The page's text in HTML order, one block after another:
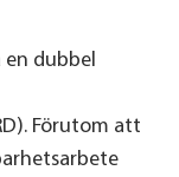
en dubbel
Förutom att